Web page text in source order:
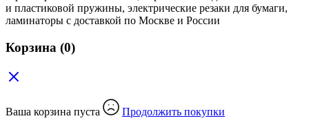
и пластиковой пружины, электрические резаки для бумаги,
ламинаторы с доставкой по Москве и России
Корзина (0)
Ваша корзина пуста Продолжить покупки